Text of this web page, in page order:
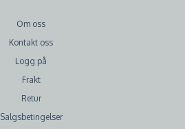
Om oss
Kontakt oss
Logg på
Frakt
Retur
Salgsbetingelser